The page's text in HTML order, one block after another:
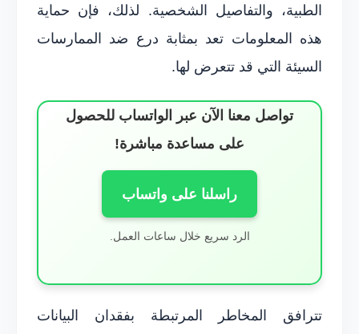
الطبية، والتفاصيل الشخصية. لذلك، فإن حماية
هذه المعلومات تعد بمثابة درع ضد الممارسات
السيئة التي قد تتعرض لها.
تواصل معنا الآن عبر الواتساب للحصول
على مساعدة مباشرة!
راسلنا على واتساب
الرد سريع خلال ساعات العمل.
تترافق المخاطر المرتبطة بفقدان البيانات